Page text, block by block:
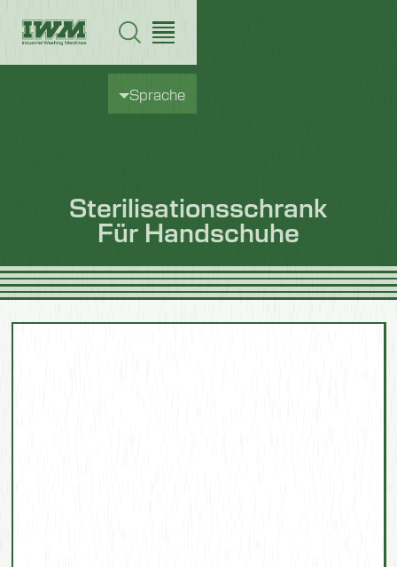
Sprache
Sterilisationsschrank
Für Handschuhe